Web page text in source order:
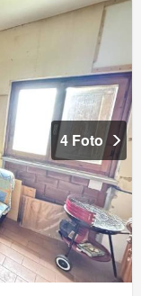
4 Foto